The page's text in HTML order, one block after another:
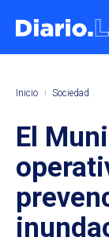
Inicio Sociedad
El